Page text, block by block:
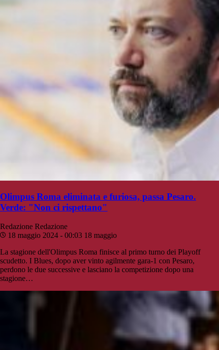
Olimpus Roma eliminata e furiosa, passa Pesaro.
Verde: "Non ci rispettano"
Redazione Redazione
18 maggio 2024 - 00:03 18 maggio
La stagione dell'Olimpus Roma finisce al primo turno dei Playoff
scudetto. I Blues, dopo aver vinto agilmente gara-1 con Pesaro,
perdono le due successive e lasciano la competizione dopo una
stagione…